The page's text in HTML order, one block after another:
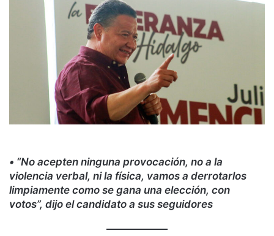
• “No acepten ninguna provocación, no a la
violencia verbal, ni la física, vamos a derrotarlos
limpiamente como se gana una elección, con
votos”, dijo el candidato a sus seguidores